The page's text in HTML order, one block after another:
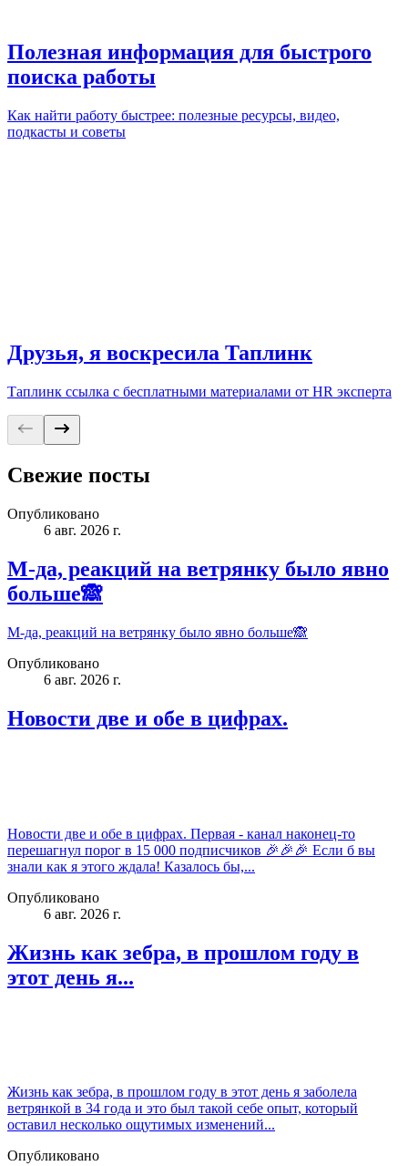
Полезная информация для быстрого
поиска работы
Как найти работу быстрее: полезные ресурсы, видео,
подкасты и советы
Друзья, я воскресила Таплинк
Таплинк ссылка с бесплатными материалами от HR эксперта
Свежие посты
Опубликовано
6 авг. 2026 г.
М-да, реакций на ветрянку было явно
больше🙈
М-да, реакций на ветрянку было явно больше🙈
Опубликовано
6 авг. 2026 г.
Новости две и обе в цифрах.
Новости две и обе в цифрах. Первая - канал наконец-то
перешагнул порог в 15 000 подписчиков 🎉🎉🎉 Если б вы
знали как я этого ждала! Казалось бы,...
Опубликовано
6 авг. 2026 г.
Жизнь как зебра, в прошлом году в
этот день я...
Жизнь как зебра, в прошлом году в этот день я заболела
ветрянкой в 34 года и это был такой себе опыт, который
оставил несколько ощутимых изменений...
Опубликовано